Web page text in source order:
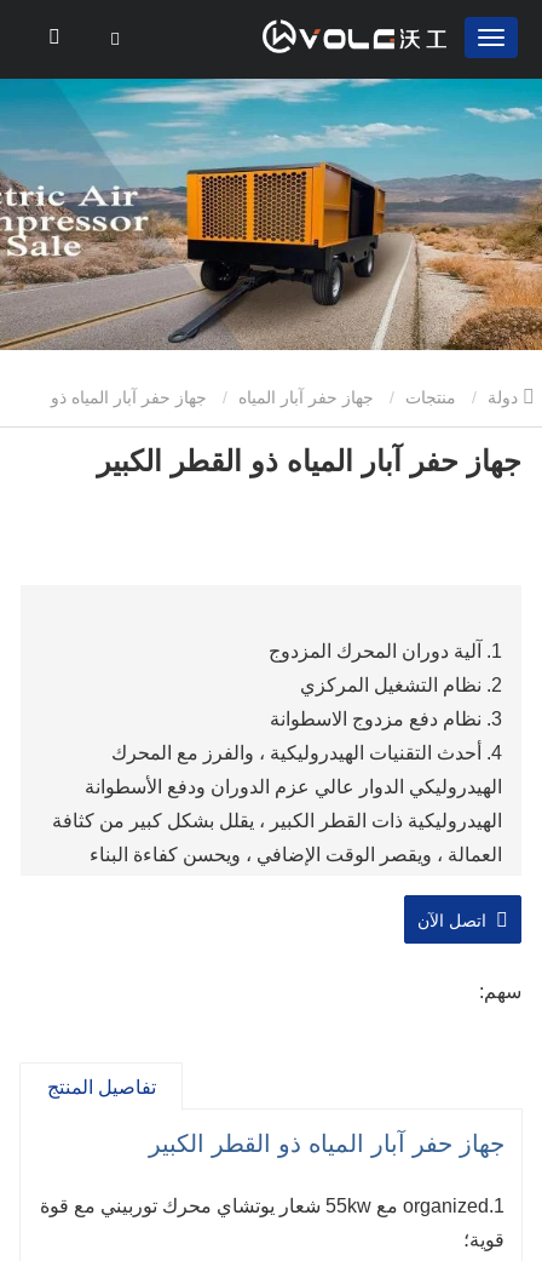
منتجات جهاز حفر آبار المياه جهاز حفر آبار المياه ذو
القطر الكبير
جهاز حفر آبار المياه ذو القطر الكبير
1. آلية دوران المحرك المزدوج
2. نظام التشغيل المركزي
3. نظام دفع مزدوج الاسطوانة
4. أحدث التقنيات الهيدروليكية ، والفرز مع المحرك
الهيدروليكي الدوار عالي عزم الدوران ودفع الأسطوانة
الهيدروليكية ذات القطر الكبير ، يقلل بشكل كبير من كثافة
العمالة ، ويقصر الوقت الإضافي ، ويحسن كفاءة البناء
5. نظام السفر مستقرة اتصل الآن
سهم:
تفاصيل المنتج
جهاز حفر آبار المياه ذو القطر الكبير
1.organized مع 55kw شعار يوتشاي محرك توربيني مع قوة
قوية؛